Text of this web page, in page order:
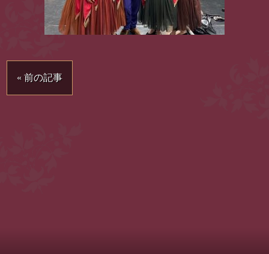
« 前の記事